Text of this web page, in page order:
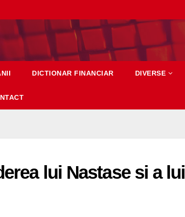
DICTIONAR FINANCIAR DIVERSE
lui Nastase si a lui